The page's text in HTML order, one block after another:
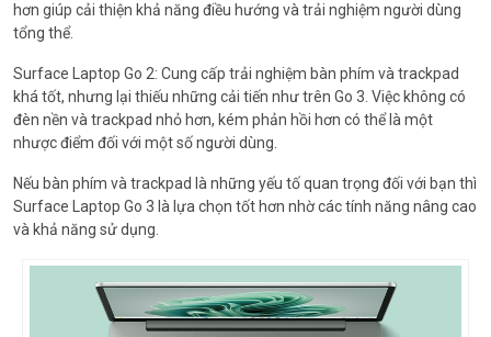
hơn giúp cải thiện khả năng điều hướng và trải nghiệm người dùng
tổng thể.
Surface Laptop Go 2: Cung cấp trải nghiệm bàn phím và trackpad
khá tốt, nhưng lại thiếu những cải tiến như trên Go 3. Việc không có
đèn nền và trackpad nhỏ hơn, kém phản hồi hơn có thể là một
nhược điểm đối với một số người dùng.
Nếu bàn phím và trackpad là những yếu tố quan trọng đối với bạn thì
Surface Laptop Go 3 là lựa chọn tốt hơn nhờ các tính năng nâng cao
và khả năng sử dụng.